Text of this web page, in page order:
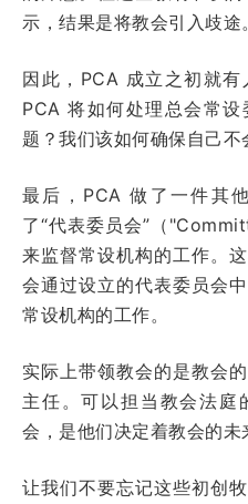
示，结果是将教会引入歧途。
因此，PCA 成立之初就
PCA 将如何处理总会常
题？我们该如何确保自己不
最后，PCA 做了一件其
了“代表委员会”（
来监督常设机构的工作。
会通过设立的代表委员会
常设机构的工作。
实际上带领教会的是教会
主任。可以担当教会法庭
会，是他们决定着教会的未
让我们不要忘记这些初创